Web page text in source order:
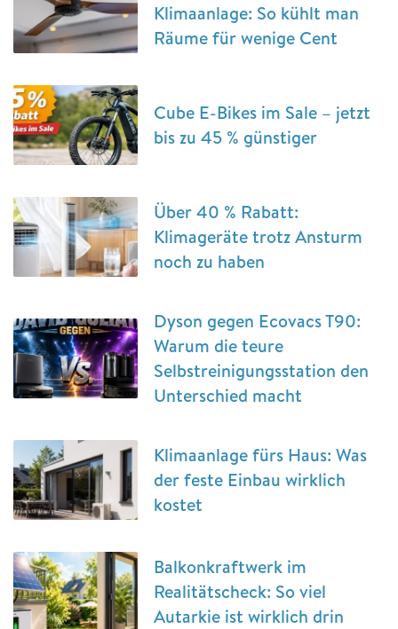
Klimaanlage: So kühlt man
Räume für wenige Cent
Cube E-Bikes im Sale – jetzt
bis zu 45 % günstiger
Über 40 % Rabatt:
Klimageräte trotz Ansturm
noch zu haben
Dyson gegen Ecovacs T90:
Warum die teure
Selbstreinigungsstation den
Unterschied macht
Klimaanlage fürs Haus: Was
der feste Einbau wirklich
kostet
Balkonkraftwerk im
Realitätscheck: So viel
Autarkie ist wirklich drin